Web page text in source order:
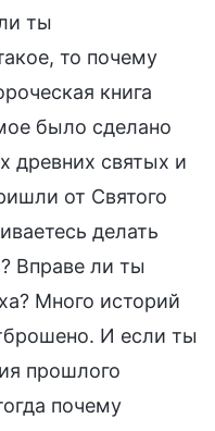
ты
то почему
книга
было сделано
древних святых и
от Святого
делать
Вправе ли ты
Много историй
И если ты
прошлого
почему